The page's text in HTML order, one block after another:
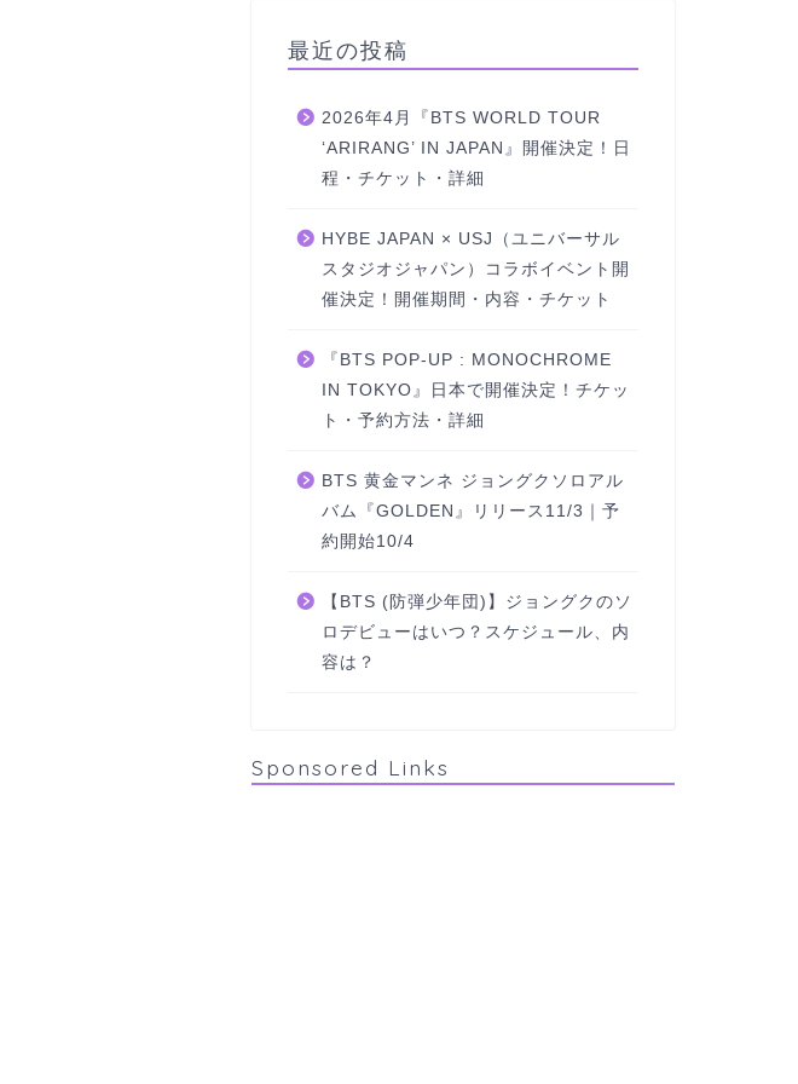
最近の投稿
2026年4月『BTS WORLD TOUR
‘ARIRANG’ IN JAPAN』開催決定！日
程・チケット・詳細
HYBE JAPAN × USJ（ユニバーサル
スタジオジャパン）コラボイベント開
催決定！開催期間・内容・チケット
『BTS POP-UP : MONOCHROME
IN TOKYO』日本で開催決定！チケッ
ト・予約方法・詳細
BTS 黄金マンネ ジョングクソロアル
バム『GOLDEN』リリース11/3｜予
約開始10/4
【BTS (防弾少年団)】ジョングクのソ
ロデビューはいつ？スケジュール、内
容は？
Sponsored Links